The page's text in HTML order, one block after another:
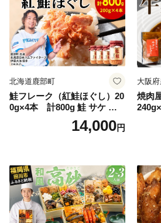
北海道鹿部町
鮭フレーク（紅鮭ほぐし）20
0g×4本 計800g 鮭 サケ 鮭
ほぐし サケフレーク シャケ
フレーク 鮭フレーク14,000円
大阪
焼肉
菜